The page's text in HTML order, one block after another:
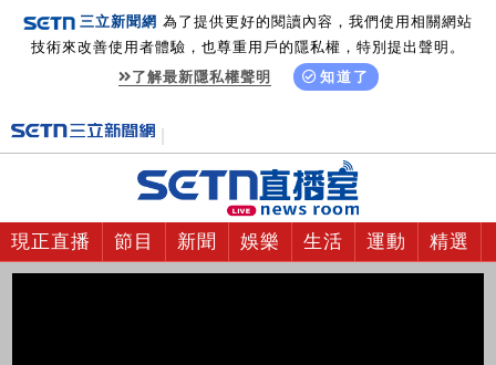
三立新聞網 為了提供更好的閱讀內容，我們使用相關網站
技術來改善使用者體驗，也尊重用戶的隱私權，特別提出聲明。
了解最新隱私權聲明
知道了
現正直播 節目 新聞 娛樂 生活 運動 精選